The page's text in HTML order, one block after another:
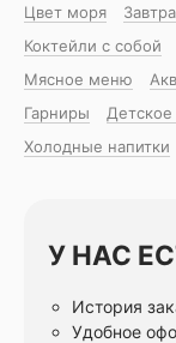
Цвет моря
Коктейли с собой
Мясное меню
Гарниры
Холодные напитки
У НАС
История
Удобное